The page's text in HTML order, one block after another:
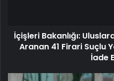
İçişleri Bakanlığı:
Aranan 41 Firari Suçlu
İade